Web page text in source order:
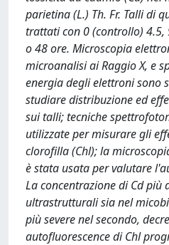
parietina (L.) Th. Fr. Talli di
trattati con 0 (controllo) 4.5,
o 48 ore. Microscopia
microanalisi ai Raggio X, e
energia degli elettroni sono
studiare distribuzione ed
sui talli; tecniche
utilizzate per misurare gli
clorofilla (Chl); la
è stata usata per valutare
La concentrazione di Cd più
ultrastrutturali sia nel
più severe nel secondo,
autofluorescence di Chl